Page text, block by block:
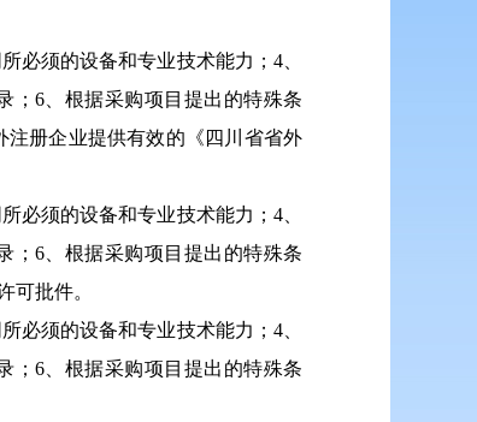
必须的设备和专业技术能力；4、
；6、根据采购项目提出的特殊条
册企业提供有效的《四川省省外
必须的设备和专业技术能力；4、
；6、根据采购项目提出的特殊条
可批件。
必须的设备和专业技术能力；4、
；6、根据采购项目提出的特殊条